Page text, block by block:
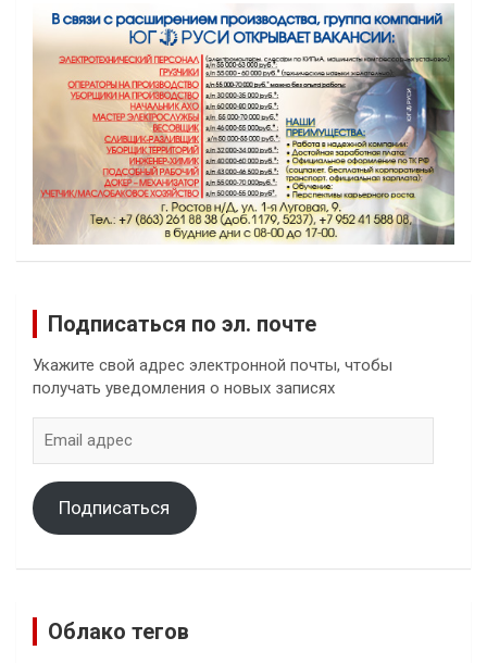
Подписаться по эл. почте
Укажите свой адрес электронной почты, чтобы
получать уведомления о новых записях
адрес
Подписаться
Облако тегов